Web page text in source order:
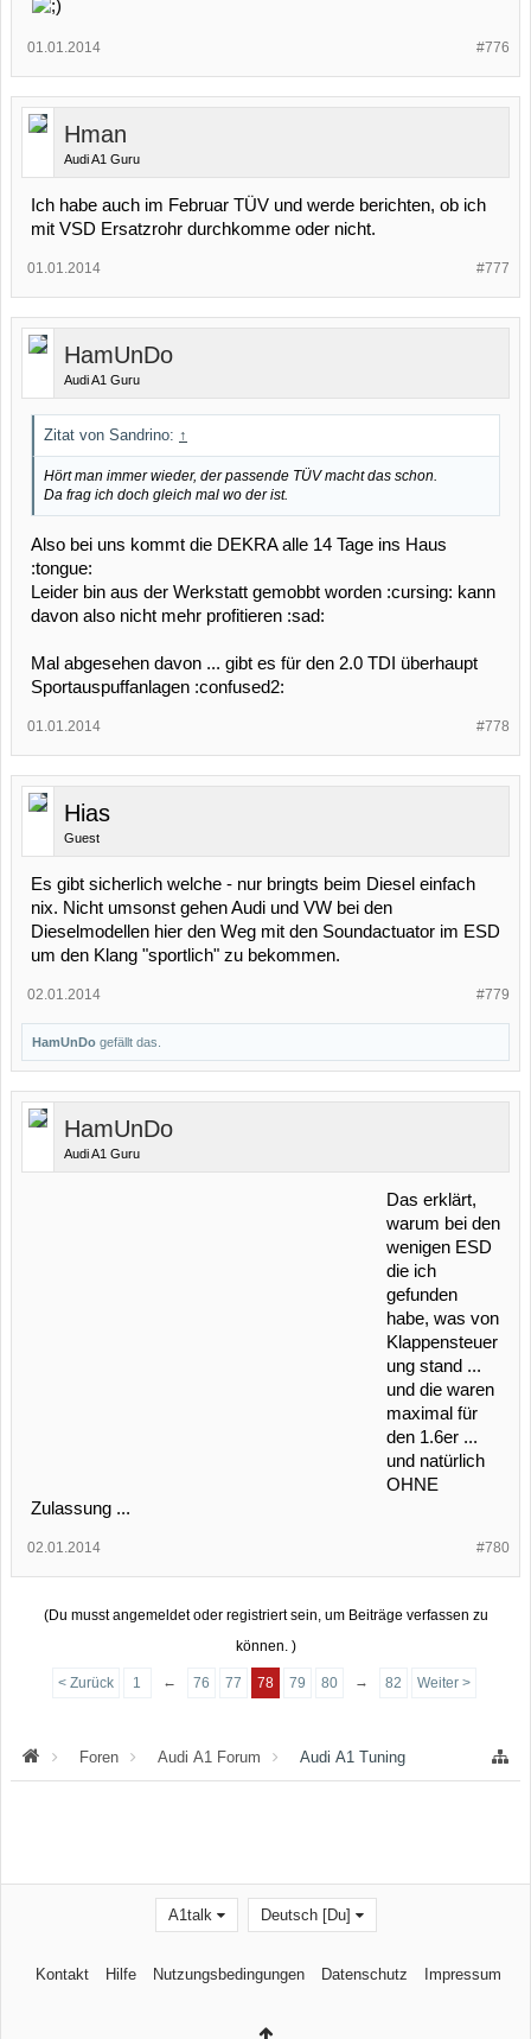
#776
01.01.2014
Hman
Audi A1 Guru
Ich habe auch im Februar TÜV und werde berichten, ob ich
mit VSD Ersatzrohr durchkomme oder nicht.
#777
01.01.2014
HamUnDo
Audi A1 Guru
Zitat von Sandrino: ↑
Hört man immer wieder, der passende TÜV macht das schon.
Da frag ich doch gleich mal wo der ist.
Also bei uns kommt die DEKRA alle 14 Tage ins Haus
:tongue:
Leider bin aus der Werkstatt gemobbt worden :cursing: kann
davon also nicht mehr profitieren :sad:
Mal abgesehen davon ... gibt es für den 2.0 TDI überhaupt
Sportauspuffanlagen :confused2:
#778
01.01.2014
Hias
Guest
Es gibt sicherlich welche - nur bringts beim Diesel einfach
nix. Nicht umsonst gehen Audi und VW bei den
Dieselmodellen hier den Weg mit den Soundactuator im ESD
um den Klang "sportlich" zu bekommen.
#779
02.01.2014
HamUnDo gefällt das.
HamUnDo
Audi A1 Guru
Das erklärt,
warum bei den
wenigen ESD
die ich
gefunden
habe, was von
Klappensteuer
ung stand ...
und die waren
maximal für
den 1.6er ...
und natürlich
OHNE
Zulassung ...
#780
02.01.2014
(Du musst angemeldet oder registriert sein, um Beiträge verfassen zu
können. )
< Zurück 1 ← 76 77 78 79 80 → 82 Weiter >
Foren Audi A1 Forum Audi A1 Tuning
A1talk Deutsch [Du]
Kontakt Hilfe Nutzungsbedingungen Datenschutz Impressum